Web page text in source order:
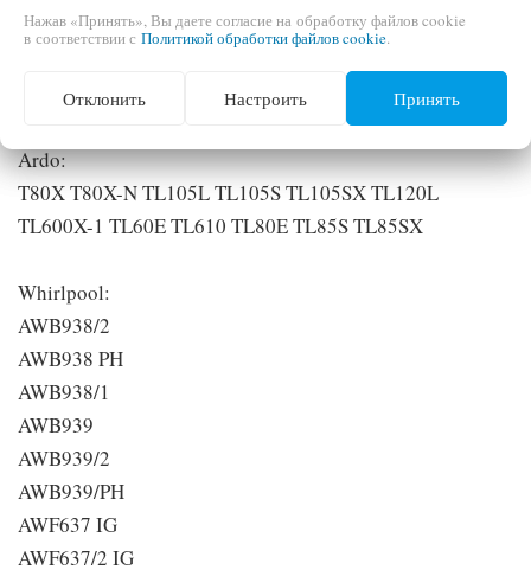
Данный список моделей может быть не полным, если
деталь не подходит, обратитесь к нашим менеджерам.
Ardo:
T80X T80X-N TL105L TL105S TL105SX TL120L
TL600X-1 TL60E TL610 TL80E TL85S TL85SX
Whirlpool:
AWB938/2
AWB938 PH
AWB938/1
AWB939
AWB939/2
AWB939/PH
AWF637 IG
AWF637/2 IG
Нажав «Принять», Вы даете согласие на обработку файлов cookie
в соответствии с Политикой обработки файлов cookie.
Отклонить Настроить Принять